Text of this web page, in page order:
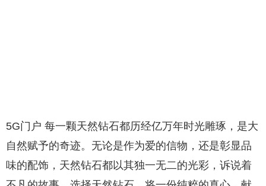
5G门户 每一颗天然钻石都历经亿万年时光雕琢，是大
自然赋予的奇迹。无论是作为爱的信物，还是彰显品
味的配饰，天然钻石都以其独一无二的光彩，诉说着